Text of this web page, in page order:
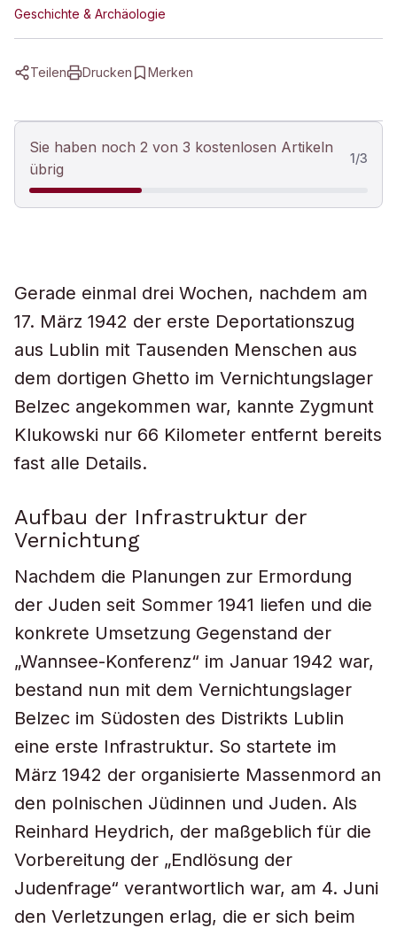
Geschichte & Archäologie
Teilen Drucken Merken
Sie haben noch 2 von 3 kostenlosen Artikeln
übrig
1/3
Gerade einmal drei Wochen, nachdem am
17. März 1942 der erste Deportationszug
aus Lublin mit Tausenden Menschen aus
dem dortigen Ghetto im Vernichtungslager
Belzec angekommen war, kannte Zygmunt
Klukowski nur 66 Kilometer entfernt bereits
fast alle Details.
Aufbau der Infrastruktur der
Vernichtung
Nachdem die Planungen zur Ermordung
der Juden seit Sommer 1941 liefen und die
konkrete Umsetzung Gegenstand der
„Wannsee-Konferenz“ im Januar 1942 war,
bestand nun mit dem Vernichtungslager
Belzec im Südosten des Distrikts Lublin
eine erste Infrastruktur. So startete im
März 1942 der organisierte Massenmord an
den polnischen Jüdinnen und Juden. Als
Reinhard Heydrich, der maßgeblich für die
Vorbereitung der „Endlösung der
Judenfrage“ verantwortlich war, am 4. Juni
den Verletzungen erlag, die er sich beim